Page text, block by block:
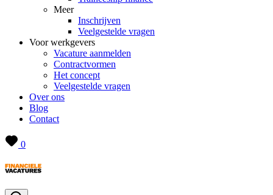
Meer
Inschrijven
Veelgestelde vragen
Voor werkgevers
Vacature aanmelden
Contractvormen
Het concept
Veelgestelde vragen
Over ons
Blog
Contact
0